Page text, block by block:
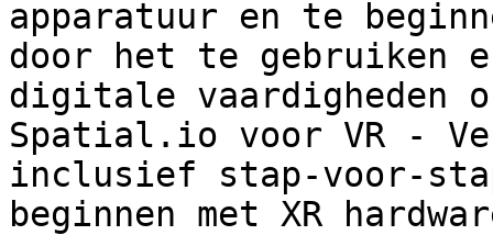
apparatuur en te
door het te gebruiken
digitale vaardigheden
Spatial.io voor VR -
inclusief stap-voor-
beginnen met XR